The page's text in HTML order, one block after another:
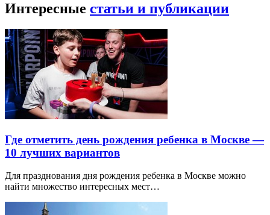
Интересные статьи и публикации
Где отметить день рождения ребенка в Москве —
10 лучших вариантов
Для празднования дня рождения ребенка в Москве можно
найти множество интересных мест…